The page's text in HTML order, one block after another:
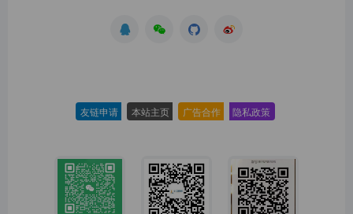
友链申请 本站主页 广告合作 隐私政策